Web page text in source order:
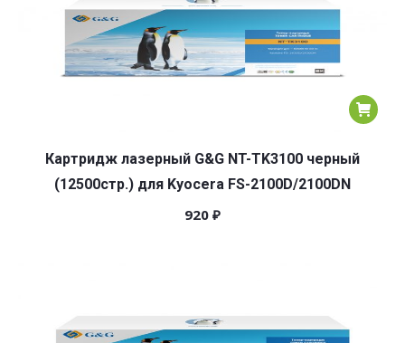
Картридж лазерный G&G NT-TK3100 черный
(12500стр.) для Kyocera FS-2100D/2100DN
920 ₽